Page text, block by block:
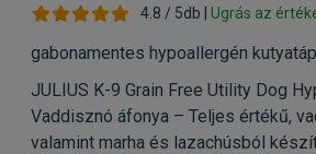
4.8 / 5db | Ugrás az
gabonamentes hypoallergén kutyatáp
JULIUS K-9 Grain Free Utility Dog
Vaddisznó áfonya – Teljes értékű,
valamint marha és lazachúsból